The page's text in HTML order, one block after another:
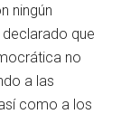
ningún
declarado que
no
a las
como a los